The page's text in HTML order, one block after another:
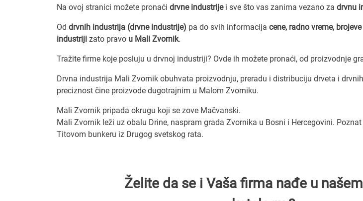
Na ovoj stranici možete pronaći drvne industrijei sve što vas zanima vezano za drvnu
Od drvnih industrija (drvne industrije) pa do svih informacija cene, radno vreme,
industriji zato pravo u Mali Zvornik.
Tražite firme koje posluju u drvnoj industriji? Ovde ih možete pronaći, od proizvodnje
Drvna industrija Mali Zvornik obuhvata proizvodnju, preradu i distribuciju drveta i
preciznost čine proizvode dugotrajnim u Malom Zvorniku.
Mali Zvornik pripada okrugu koji se zove Mačvanski.
Mali Zvornik leži uz obalu Drine, naspram grada Zvornika u Bosni i Hercegovini.
Titovom bunkeru iz Drugog svetskog rata.
Želite da se i Vaša firma nađe u